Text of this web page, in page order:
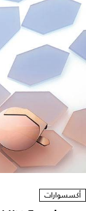
أكسسوارات